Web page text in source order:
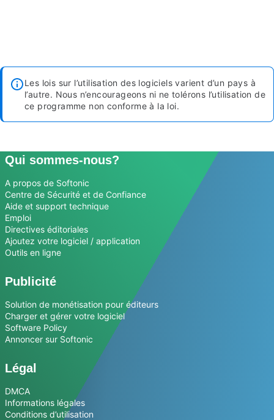
Les lois sur l’utilisation des logiciels varient d’un pays à
l’autre. Nous n’encourageons ni ne tolérons l’utilisation de
ce programme non conforme à la loi.
Qui sommes-nous?
A propos de Softonic
Centre de Sécurité et de Confiance
Aide et support technique
Emploi
Directives éditoriales
Ajoutez votre logiciel / application
Outils en ligne
Publicité
Solution de monétisation pour éditeurs
Charger et gérer votre logiciel
Software Policy
Annoncer sur Softonic
Légal
DMCA
Informations légales
Conditions d’utilisation